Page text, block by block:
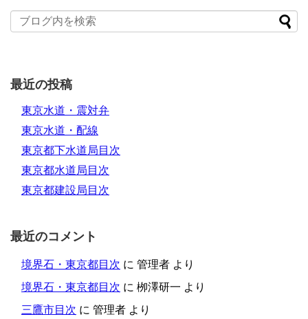
最近の投稿
東京水道・震対弁
東京水道・配線
東京都下水道局目次
東京都水道局目次
東京都建設局目次
最近のコメント
境界石・東京都目次 に 管理者 より
境界石・東京都目次 に 栁澤研一 より
三鷹市目次 に 管理者 より